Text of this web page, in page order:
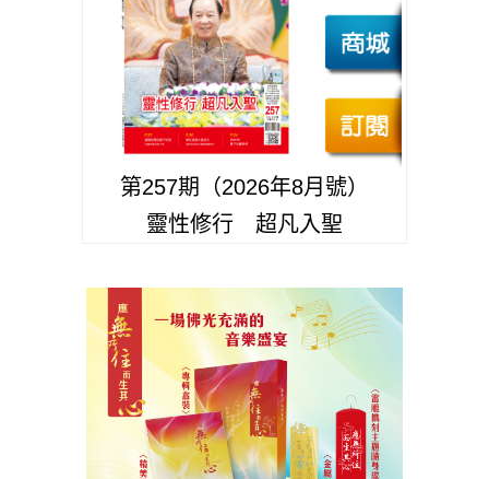
第257期（2026年8月號）
靈性修行 超凡入聖